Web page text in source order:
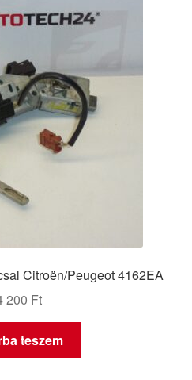
Citroën/Peugeot 4162EA
200 Ft
teszem